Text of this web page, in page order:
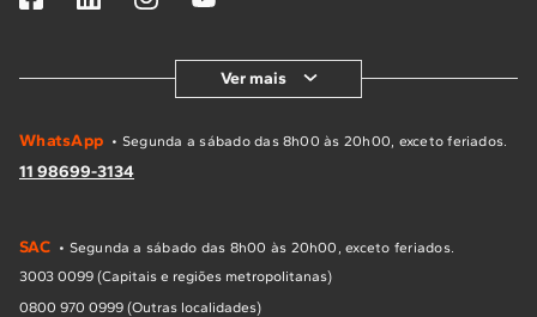
Ver mais
WhatsApp • Segunda a sábado das 8h00 às 20h00, exceto feriados.
11 98699-3134
SAC • Segunda a sábado das 8h00 às 20h00, exceto feriados.
3003 0099 (Capitais e regiões metropolitanas)
0800 970 0999 (Outras localidades)